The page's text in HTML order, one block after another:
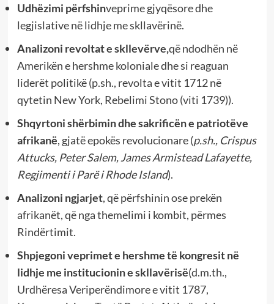
Udhëzimi përfshinveprime gjyqësore dhe
legjislative në lidhje me skllavërinë.
Analizoni revoltat e skllevërve,që ndodhën në
Amerikën e hershme koloniale dhe si reaguan
liderët politikë (p.sh., revolta e vitit 1712 në
qytetin New York, Rebelimi Stono (viti 1739)).
Shqyrtoni shërbimin dhe sakrificën e patriotëve
afrikanë, gjatë epokës revolucionare (p.sh., Crispus
Attucks, Peter Salem, James Armistead Lafayette,
Regjimenti i Parë i Rhode Island).
Analizoni ngjarjet, që përfshinin ose prekën
afrikanët, që nga themelimi i kombit, përmes
Rindërtimit.
Shpjegoni veprimet e hershme të kongresit në
lidhje me institucionin e skllavërisë(d.m.th.,
Urdhëresa Veriperëndimore e vitit 1787,